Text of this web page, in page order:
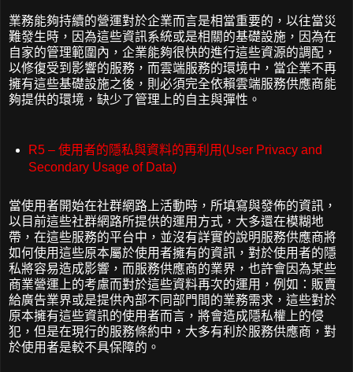
業務能夠持續的營運對於企業而言是相當重要的，以往當災
難發生時，因為這些資訊系統或是相關的基礎設施，因為在
自家的管理範圍內，企業能夠很快的進行這些資源的調配，
以修復受到影響的服務，而雲端服務的環境中，當企業不再
擁有這些基礎設施之後，則必須完全依賴雲端服務供應商能
夠提供的環境，缺少了管理上的自主與彈性。
R5 – 使用者的隱私與資料的再利用(User Privacy and
Secondary Usage of Data)
當使用者開始在社群網路上活動時，所填寫與發佈的資訊，
以目前這些社群網路所提供的運用方式，大多還在模糊地
帶，在這些服務的平台中，並沒有詳實的說明服務供應商將
如何使用這些原本屬於使用者擁有的資訊，對於使用者的隱
私將容易造成影響，而服務供應商的業界，也許會因為某些
商業營運上的考慮而對於這些資料再次的運用，例如：販賣
給廣告業界或是提供內部不同部門間的業務需求，這些對於
原本擁有這些資訊的使用者而言，將會造成隱私權上的侵
犯，但是在現行的服務條約中，大多有利於服務供應商，對
於使用者是較不具保障的。